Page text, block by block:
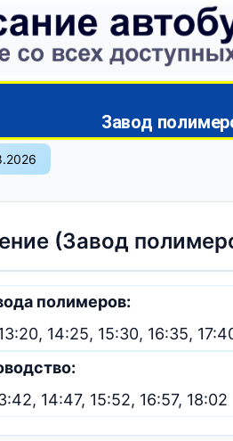
Завод
(Завод
полимеров:
14:25, 15:30, 16:35,
14:47, 15:52, 16:57, 18:02